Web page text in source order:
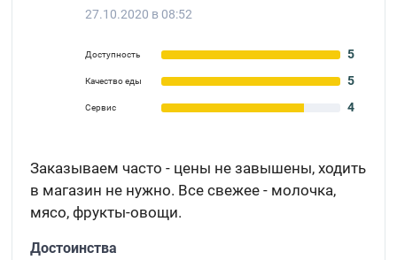
27.10.2020 в 08:52
Доступность 5
Качество еды 5
Сервис 4
Заказываем часто - цены не завышены, ходить
в магазин не нужно. Все свежее - молочка,
мясо, фрукты-овощи.
Достоинства